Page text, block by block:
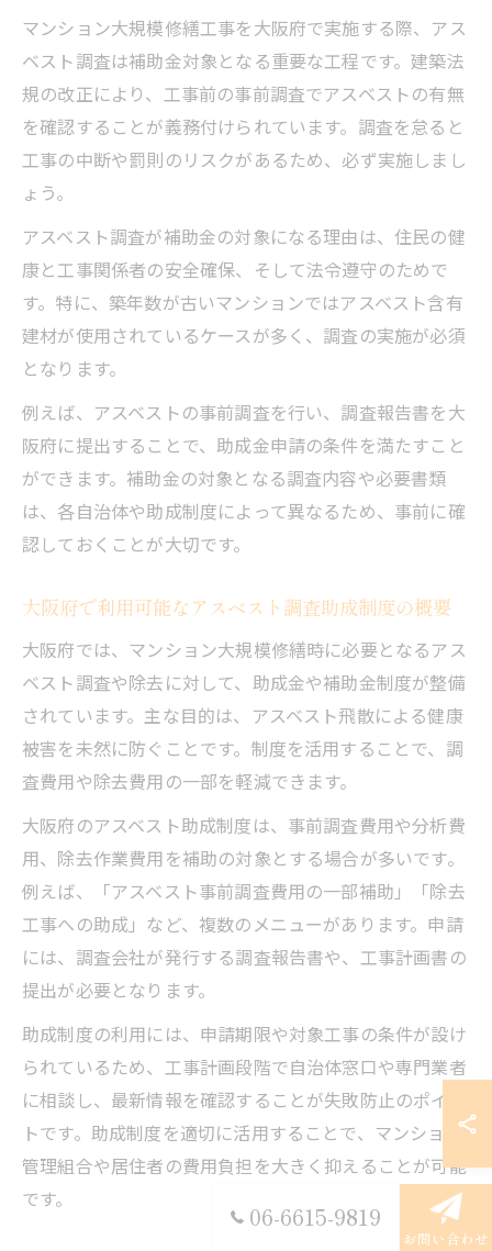
マンション大規模修繕工事を大阪府で実施する際、アス
ベスト調査は補助金対象となる重要な工程です。建築法
規の改正により、工事前の事前調査でアスベストの有無
を確認することが義務付けられています。調査を怠ると
工事の中断や罰則のリスクがあるため、必ず実施しまし
ょう。
アスベスト調査が補助金の対象になる理由は、住民の健
康と工事関係者の安全確保、そして法令遵守のためで
す。特に、築年数が古いマンションではアスベスト含有
建材が使用されているケースが多く、調査の実施が必須
となります。
例えば、アスベストの事前調査を行い、調査報告書を大
阪府に提出することで、助成金申請の条件を満たすこと
ができます。補助金の対象となる調査内容や必要書類
は、各自治体や助成制度によって異なるため、事前に確
認しておくことが大切です。
大阪府で利用可能なアスベスト調査助成制度の概要
大阪府では、マンション大規模修繕時に必要となるアス
ベスト調査や除去に対して、助成金や補助金制度が整備
されています。主な目的は、アスベスト飛散による健康
被害を未然に防ぐことです。制度を活用することで、調
査費用や除去費用の一部を軽減できます。
大阪府のアスベスト助成制度は、事前調査費用や分析費
用、除去作業費用を補助の対象とする場合が多いです。
例えば、「アスベスト事前調査費用の一部補助」「除去
工事への助成」など、複数のメニューがあります。申請
には、調査会社が発行する調査報告書や、工事計画書の
提出が必要となります。
助成制度の利用には、申請期限や対象工事の条件が設け
られているため、工事計画段階で自治体窓口や専門業者
に相談し、最新情報を確認することが失敗防止のポイン
トです。助成制度を適切に活用することで、マンション
管理組合や居住者の費用負担を大きく抑えることが可能
です。
06-6615-9819
お問い合わせ